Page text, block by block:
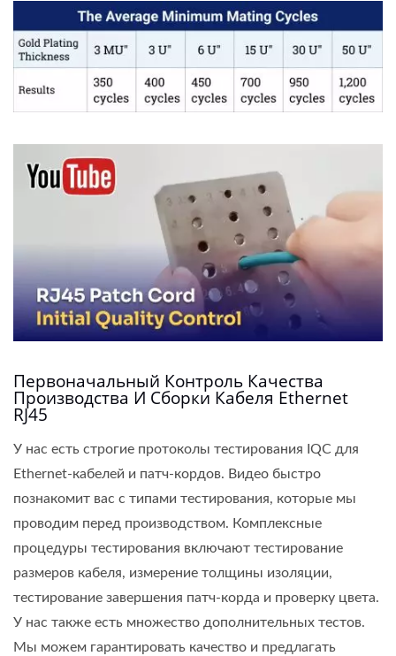
Первоначальный Контроль Качества
Производства И Сборки Кабеля Ethernet
RJ45
У нас есть строгие протоколы тестирования IQC для
Ethernet-кабелей и патч-кордов. Видео быстро
познакомит вас с типами тестирования, которые мы
проводим перед производством. Комплексные
процедуры тестирования включают тестирование
размеров кабеля, измерение толщины изоляции,
тестирование завершения патч-корда и проверку цвета.
У нас также есть множество дополнительных тестов.
Мы можем гарантировать качество и предлагать